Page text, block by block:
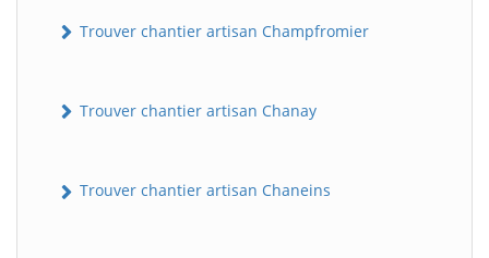
Trouver chantier artisan Champfromier
Trouver chantier artisan Chanay
Trouver chantier artisan Chaneins